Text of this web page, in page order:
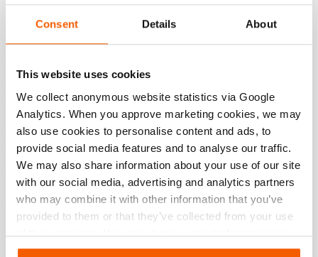
Consent Details About
This website uses cookies
We collect anonymous website statistics via Google
Analytics. When you approve marketing cookies, we may
also use cookies to personalise content and ads, to
provide social media features and to analyse our traffic.
We may also share information about your use of our site
with our social media, advertising and analytics partners
who may combine it with other information that you’ve
provided to them or that they’ve collected from your use
of their services. You can change your preferences via
Settings. See ourcookiestatement.
capacidade para empurrar e puxar
– Capacidade de empurrar ou puxar a carga para a posição
correta, em vez de empurrar apenas
– Controlo preciso em ambas as direções
Mudança rápida de direção: a pega do sistema permite
uma rápida mudança de direção, possibilitando uma troca
harmoniosa entre os movimentos de puxar e empurrar. Sem